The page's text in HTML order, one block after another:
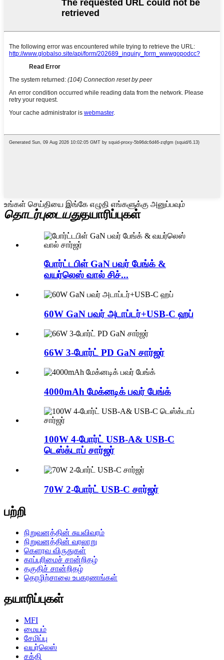
உங்கள் செய்தியை இங்கே எழுதி எங்களுக்கு அனுப்பவும்
தொடர்புடையதுதயாரிப்புகள்
போர்ட்டபிள் GaN பவர் பேங்க் &
வயர்லெஸ் வால் சிச்...
60W GaN பவர் அடாப்டர்+USB-C ஹப்
66W 3-போர்ட் PD GaN சார்ஜர்
4000mAh மேக்னடிக் பவர் பேங்க்
100W 4-போர்ட் USB-A& USB-C
டெஸ்க்டாப் சார்ஜர்
70W 2-போர்ட் USB-C சார்ஜர்
பற்றி
நிறுவனத்தின் சுயவிவரம்
நிறுவனத்தின் வரலாறு
கெளரவ விருதுகள்
காப்புரிமைச் சான்றிதழ்
தகுதிச் சான்றிதழ்
தொழிற்சாலை உபகரணங்கள்
தயாரிப்புகள்
MFI
மையம்
சேமிப்பு
வயர்லெஸ்
சக்தி